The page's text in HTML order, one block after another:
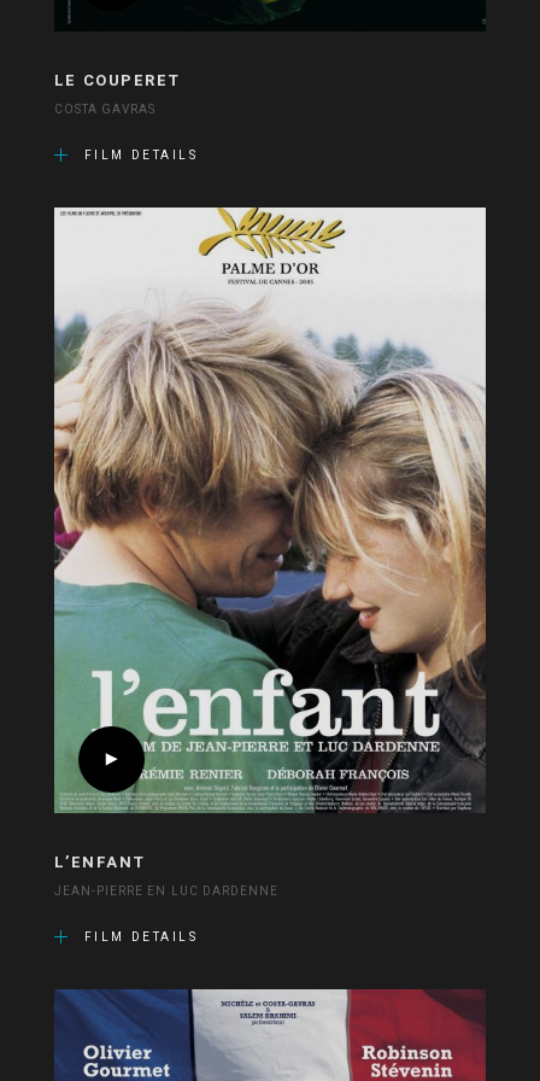
LE COUPERET
COSTA GAVRAS
FILM DETAILS
L’ENFANT
JEAN-PIERRE EN LUC DARDENNE
FILM DETAILS